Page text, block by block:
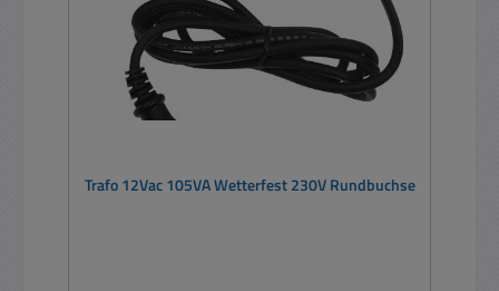
Trafo 12Vac 105VA Wetterfest 230V Rundbuchse